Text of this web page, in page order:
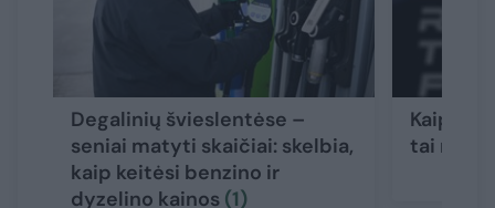
Degalinių švieslentėse –
seniai matyti skaičiai: skelbia,
kaip keitėsi benzino ir
dyzelino kainos (1)
Kaip
tai reikš